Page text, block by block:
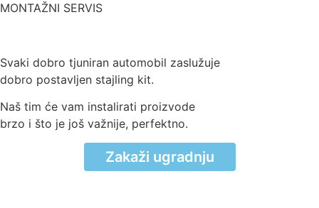
MONTAŽNI SERVIS
Svaki dobro tjuniran automobil zaslužuje
dobro postavljen stajling kit.
Naš tim će vam instalirati proizvode
brzo i što je još važnije, perfektno.
Zakaži ugradnju